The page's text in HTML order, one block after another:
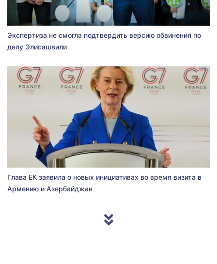
Экспертиза не смогла подтвердить версию обвинения по
делу Элисашвили
Глава ЕК заявила о новых инициативах во время визита в
Армению и Азербайджан